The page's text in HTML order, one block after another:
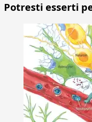
Potresti esserti